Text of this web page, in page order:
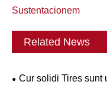
Sustentacionem
Related News
Cur solidi Tires sunt